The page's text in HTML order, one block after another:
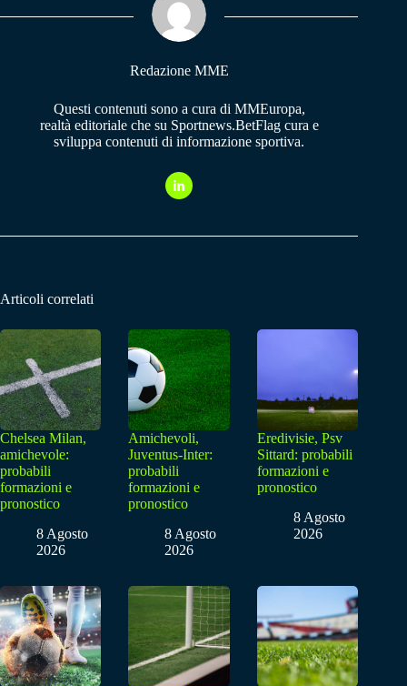
pp m
Redazione MME
Questi contenuti sono a cura di MMEuropa,
realtà editoriale che su Sportnews.BetFlag cura e
sviluppa contenuti di informazione sportiva.
Articoli correlati
Chelsea Milan,
amichevole:
probabili
formazioni e
pronostico
8 Agosto
2026
Amichevoli,
Juventus-Inter:
probabili
formazioni e
pronostico
8 Agosto
2026
Eredivisie, Psv
Sittard: probabili
formazioni e
pronostico
8 Agosto
2026